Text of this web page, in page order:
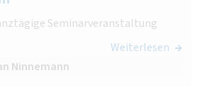
Seminarveranstaltung
Weiterlesen
Ninnemann